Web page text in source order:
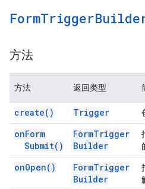
FormTrigger
方法
方法 返回类型
create( ) Trigger
onForm
Submit( )
FormTrigger
Builder
onOpen( ) FormTrigger
Builder